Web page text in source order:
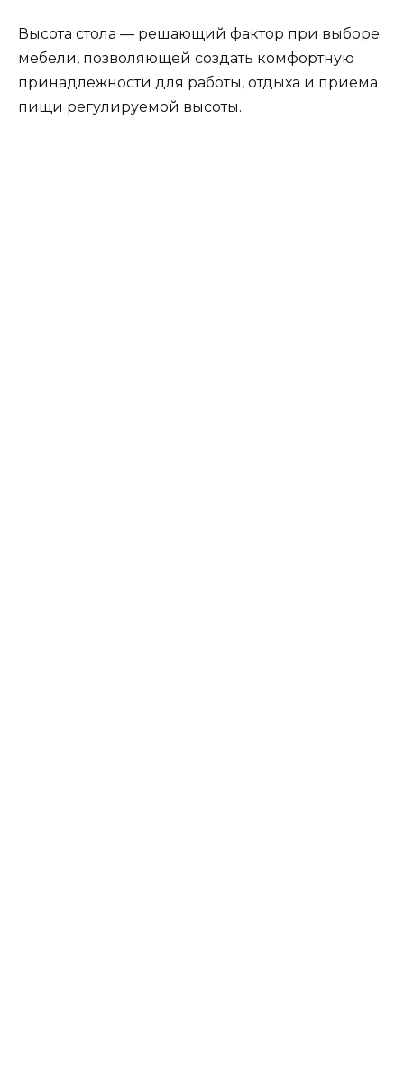
Высота стола — решающий фактор при выборе
мебели, позволяющей создать комфортную
принадлежности для работы, отдыха и приема
пищи регулируемой высоты.